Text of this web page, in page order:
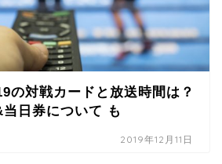
の対戦カードと放送時間は？
日券について も
2019年12月11日